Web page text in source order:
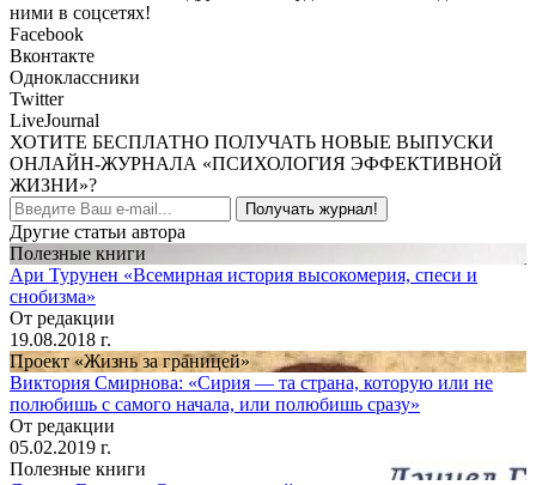
ними в соцсетях!
Facebook
Вконтакте
Одноклассники
Twitter
LiveJournal
ХОТИТЕ БЕСПЛАТНО ПОЛУЧАТЬ НОВЫЕ ВЫПУСКИ
ОНЛАЙН-ЖУРНАЛА «ПСИХОЛОГИЯ ЭФФЕКТИВНОЙ
ЖИЗНИ»?
Получать журнал!
Другие статьи автора
Полезные книги
Ари Турунен «Всемирная история высокомерия, спеси и
снобизма»
От редакции
19.08.2018 г.
Проект «Жизнь за границей»
Виктория Смирнова: «Сирия — та страна, которую или не
полюбишь с самого начала, или полюбишь сразу»
От редакции
05.02.2019 г.
Полезные книги